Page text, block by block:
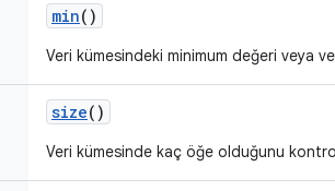
min()
Veri kümesindeki minimum değeri veya
size()
Veri kümesinde kaç öğe olduğunu